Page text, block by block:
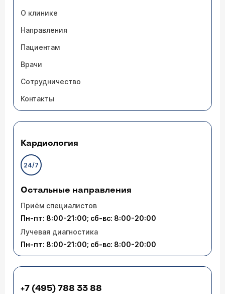
О клинике
Направления
Пациентам
Врачи
Сотрудничество
Контакты
Кардиология
24/7
Остальные направления
Приём специалистов
Пн-пт: 8:00-21:00; сб-вс: 8:00-20:00
Лучевая диагностика
Пн-пт: 8:00-21:00; сб-вс: 8:00-20:00
+7 (495) 788 33 88